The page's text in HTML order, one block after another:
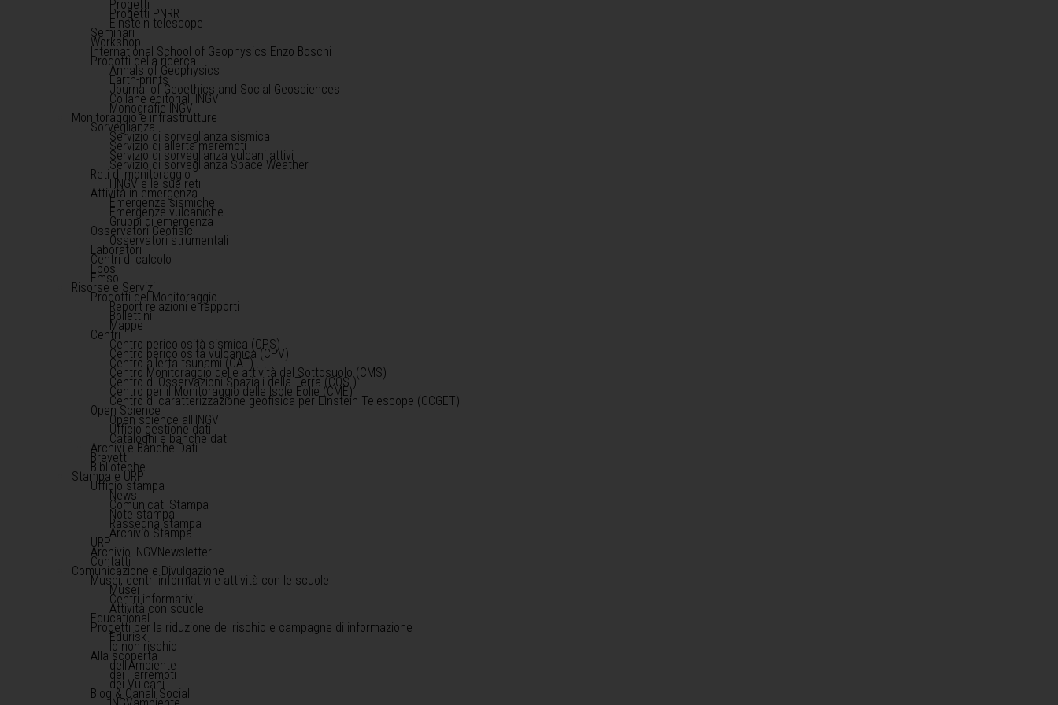
Progetti
Progetti PNRR
Einstein telescope
Seminari
Workshop
International School of Geophysics Enzo Boschi
Prodotti della ricerca
Annals of Geophysics
Earth-prints
Journal of Geoethics and Social Geosciences
Collane editoriali INGV
Monografie INGV
Monitoraggio e infrastrutture
Sorveglianza
Servizio di sorveglianza sismica
Servizio di allerta maremoti
Servizio di sorveglianza vulcani attivi
Servizio di sorveglianza Space Weather
Reti di monitoraggio
l'INGV e le sue reti
Attività in emergenza
Emergenze sismiche
Emergenze vulcaniche
Gruppi di emergenza
Osservatori Geofisici
Osservatori strumentali
Laboratori
Centri di calcolo
Epos
Emso
Risorse e Servizi
Prodotti del Monitoraggio
Report relazioni e rapporti
Bollettini
Mappe
Centri
Centro pericolosità sismica (CPS)
Centro pericolosità vulcanica (CPV)
Centro allerta tsunami (CAT)
Centro Monitoraggio delle attività del Sottosuolo (CMS)
Centro di Osservazioni Spaziali della Terra (COS )
Centro per il Monitoraggio delle Isole Eolie (CME)
Centro di caratterizzazione geofisica per Einstein Telescope (CCGET)
Open Science
Open science all'INGV
Ufficio gestione dati
Cataloghi e banche dati
Archivi e Banche Dati
Brevetti
Biblioteche
Stampa e URP
Ufficio stampa
News
Comunicati Stampa
Note stampa
Rassegna stampa
Archivio Stampa
URP
Archivio INGVNewsletter
Contatti
Comunicazione e Divulgazione
Musei, centri informativi e attività con le scuole
Musei
Centri informativi
Attività con scuole
Educational
Progetti per la riduzione del rischio e campagne di informazione
Edurisk
Io non rischio
Alla scoperta
dell'Ambiente
dei Terremoti
dei Vulcani
Blog & Canali Social